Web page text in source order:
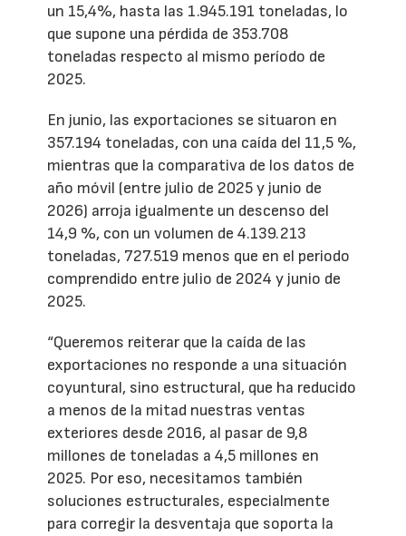
un 15,4%, hasta las 1.945.191 toneladas, lo
que supone una pérdida de 353.708
toneladas respecto al mismo período de
2025.
En junio, las exportaciones se situaron en
357.194 toneladas, con una caída del 11,5 %,
mientras que la comparativa de los datos de
año móvil (entre julio de 2025 y junio de
2026) arroja igualmente un descenso del
14,9 %, con un volumen de 4.139.213
toneladas, 727.519 menos que en el periodo
comprendido entre julio de 2024 y junio de
2025.
“Queremos reiterar que la caída de las
exportaciones no responde a una situación
coyuntural, sino estructural, que ha reducido
a menos de la mitad nuestras ventas
exteriores desde 2016, al pasar de 9,8
millones de toneladas a 4,5 millones en
2025. Por eso, necesitamos también
soluciones estructurales, especialmente
para corregir la desventaja que soporta la